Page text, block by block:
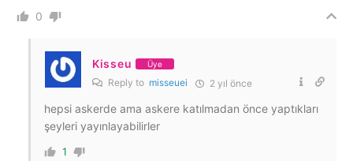
0
Kisseu Üye
Reply to misseuei 2 yıl önce
hepsi askerde ama askere katılmadan önce yaptıkları
şeyleri yayınlayabilirler
1